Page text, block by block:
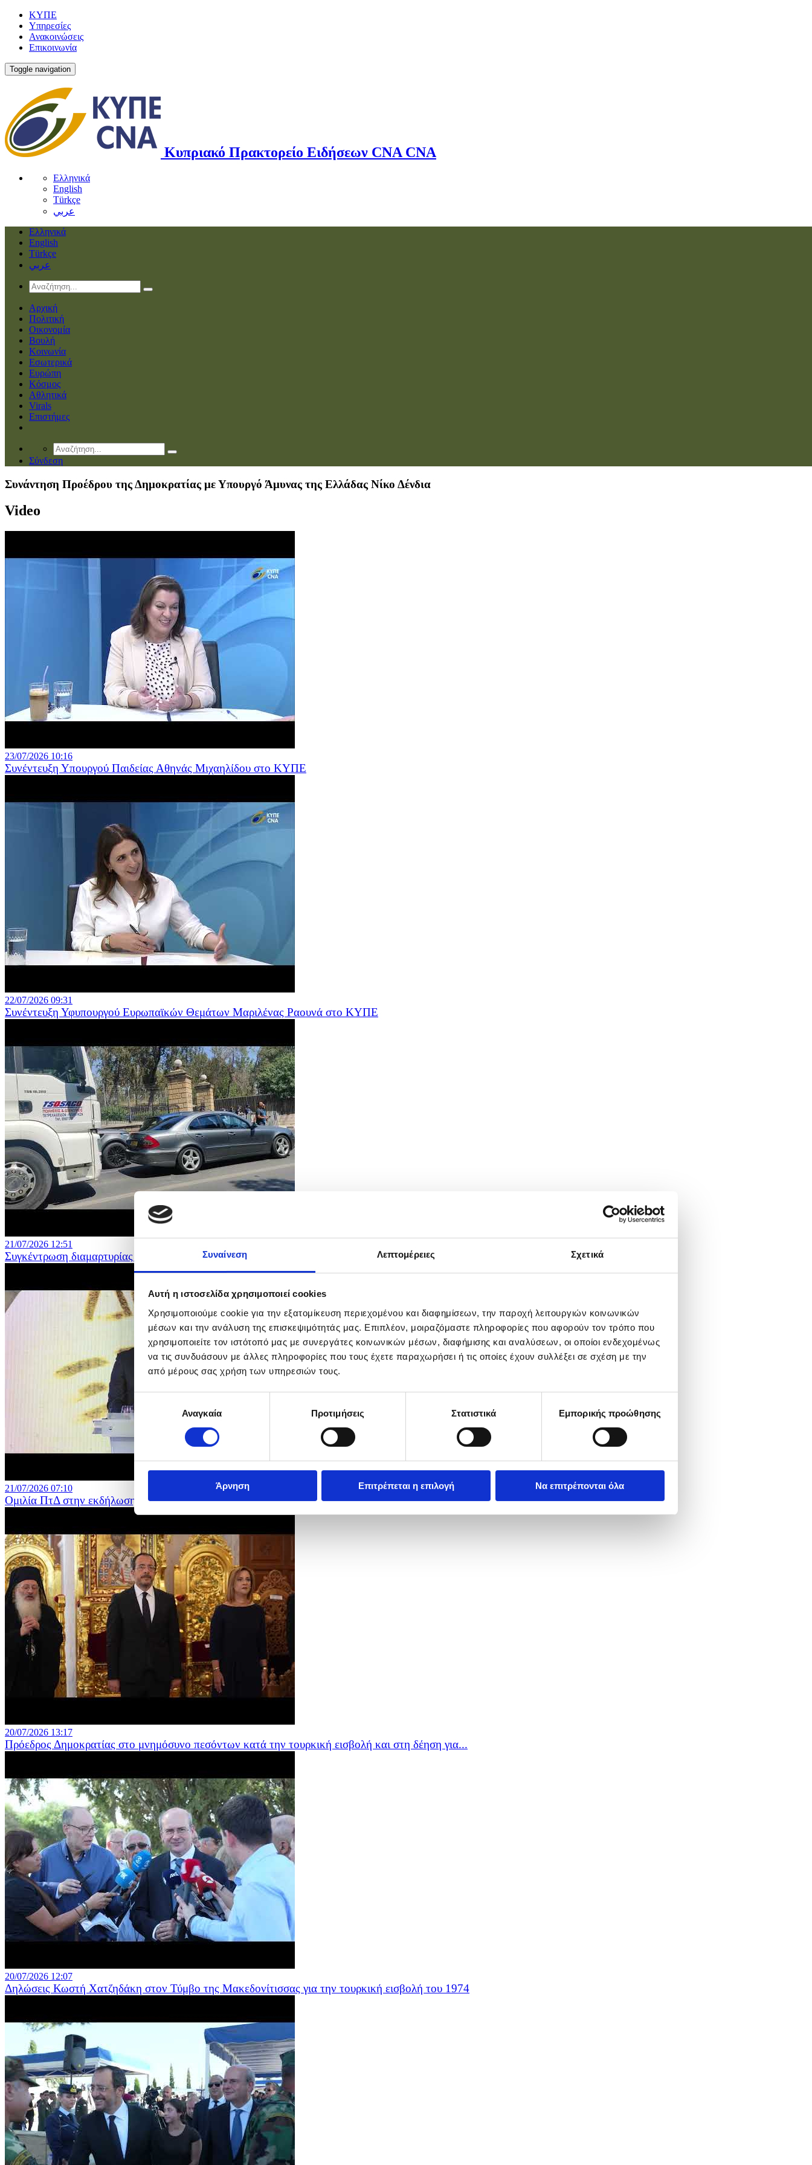
Συναίνεση Λεπτομέρειες Σχετικά
Αυτή η ιστοσελίδα χρησιμοποιεί cookies
Χρησιμοποιούμε cookie για την εξατομίκευση περιεχομένου και διαφημίσεων, την παροχή λειτουργιών κοινωνικών
μέσων και την ανάλυση της επισκεψιμότητάς μας. Επιπλέον, μοιραζόμαστε πληροφορίες που αφορούν τον τρόπο που
χρησιμοποιείτε τον ιστότοπό μας με συνεργάτες κοινωνικών μέσων, διαφήμισης και αναλύσεων, οι οποίοι ενδεχομένως
να τις συνδυάσουν με άλλες πληροφορίες που τους έχετε παραχωρήσει ή τις οποίες έχουν συλλέξει σε σχέση με την
από μέρους σας χρήση των υπηρεσιών τους.
συγκατάθεσηςΑναγκαία Προτιμήσεις Στατιστικά Εμπορικής προώθησης
Άρνηση Επιτρέπεται η επιλογή Να επιτρέπονται όλα
ΚΥΠΕ
Υπηρεσίες
Ανακοινώσεις
Επικοινωνία
Toggle navigation
Κυπριακό Πρακτορείο Ειδήσεων CNA CNA
Ελληνικά
English
Türkçe
عربي
Ελληνικά
English
Türkçe
عربي
Αρχική
Πολιτική
Οικονομία
Βουλή
Κοινωνία
Εσωτερικά
Ευρώπη
Κόσμος
Αθλητικά
Virals
Επιστήμες
Σύνδεση
Συνάντηση Προέδρου της Δημοκρατίας με Υπουργό Άμυνας της Ελλάδας Νίκο Δένδια
Video
23/07/2026 10:16
Συνέντευξη Υπουργού Παιδείας Αθηνάς Μιχαηλίδου στο ΚΥΠΕ
22/07/2026 09:31
Συνέντευξη Υφυπουργού Ευρωπαϊκών Θεμάτων Μαριλένας Ραουνά στο ΚΥΠΕ
21/07/2026 12:51
Συγκέντρωση διαμαρτυρίας πρατηριούχων στο Προεδρικό
21/07/2026 07:10
Ομιλία ΠτΔ στην εκδήλωση μνήμης για τις μαύρες επετείους του πραξικοπήματος και της...
20/07/2026 13:17
Πρόεδρος Δημοκρατίας στο μνημόσυνο πεσόντων κατά την τουρκική εισβολή και στη δέηση για...
20/07/2026 12:07
Δηλώσεις Κωστή Χατζηδάκη στον Τύμβο της Μακεδονίτισσας για την τουρκική εισβολή του 1974